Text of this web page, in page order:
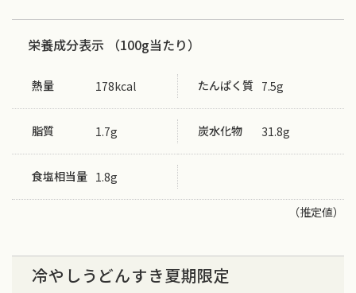
栄養成分表示 （100g当たり）
熱量 178kcal たんぱく質 7.5g
脂質 1.7g 炭水化物 31.8g
食塩相当量 1.8g
（推定値）
冷やしうどんすき夏期限定